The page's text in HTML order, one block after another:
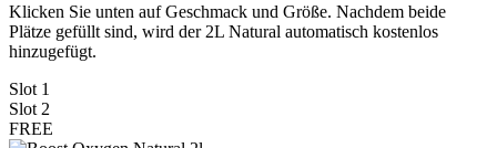
Klicken Sie unten auf Geschmack und Größe. Nachdem beide
Plätze gefüllt sind, wird der 2L Natural automatisch kostenlos
hinzugefügt.
Slot 1
Slot 2
FREE